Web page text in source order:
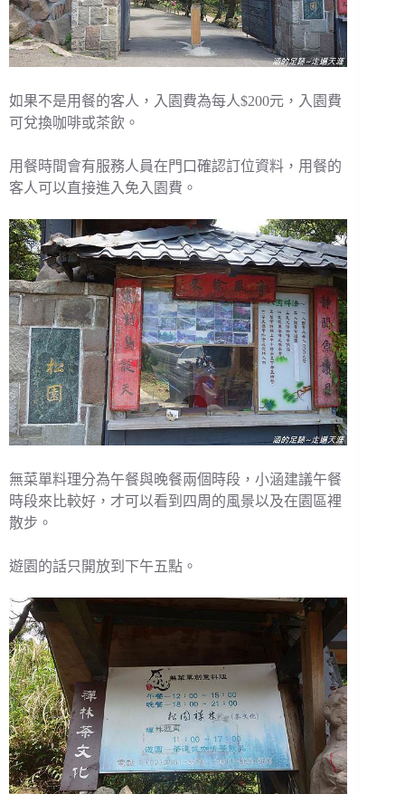
如果不是用餐的客人，入園費為每人$200元，入園費
可兌換咖啡或茶飲。
用餐時間會有服務人員在門口確認訂位資料，用餐的
客人可以直接進入免入園費。
無菜單料理分為午餐與晚餐兩個時段，小涵建議午餐
時段來比較好，才可以看到四周的風景以及在園區裡
散步。
遊園的話只開放到下午五點。